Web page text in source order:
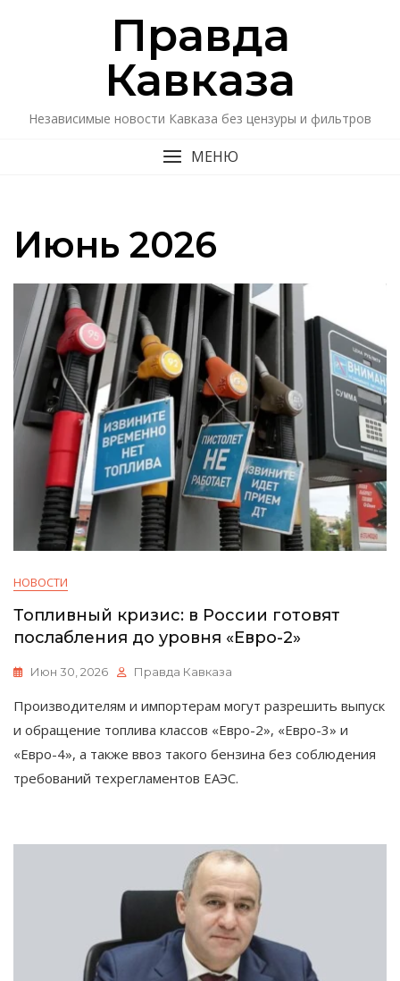
Правда
Кавказa
Независимые новости Кавказа без цензуры и фильтров
МЕНЮ
Июнь 2026
НОВОСТИ
Топливный кризис: в России готовят
послабления до уровня «Евро-2»
Июн 30, 2026 Правда Кавказа
Производителям и импортерам могут разрешить выпуск
и обращение топлива классов «Евро-2», «Евро-3» и
«Евро-4», а также ввоз такого бензина без соблюдения
требований техрегламентов ЕАЭС.